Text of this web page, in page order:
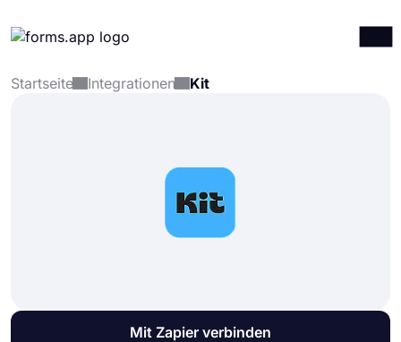
Produkte
Startseite Integrationen Kit
Mit Zapier verbinden